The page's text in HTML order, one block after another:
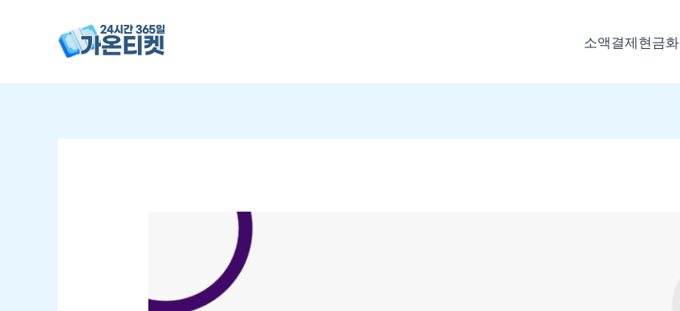
소액결제현금화